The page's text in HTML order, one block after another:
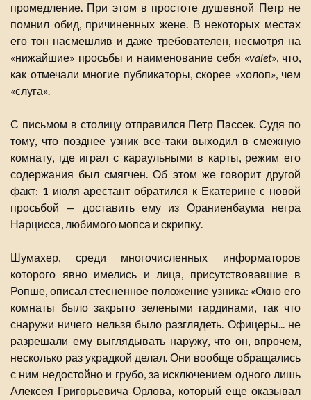
промедление. При этом в простоте душевной Петр не
помнил обид, причиненных жене. В некоторых местах
его тон насмешлив и даже требователен, несмотря на
«нижайшие» просьбы и наименование себя «valet», что,
как отмечали многие публикаторы, скорее «холоп», чем
«слуга».
С письмом в столицу отправился Петр Пассек. Судя по
тому, что позднее узник все-таки выходил в смежную
комнату, где играл с караульными в карты, режим его
содержания был смягчен. Об этом же говорит другой
факт: 1 июля арестант обратился к Екатерине с новой
просьбой — доставить ему из Ораниенбаума негра
Нарцисса, любимого мопса и скрипку.
Шумахер, среди многочисленных информаторов
которого явно имелись и лица, присутствовавшие в
Ропше, описал стесненное положение узника: «Окно его
комнаты было закрыто зелеными гардинами, так что
снаружи ничего нельзя было разглядеть. Офицеры... не
разрешали ему выглядывать наружу, что он, впрочем,
несколько раз украдкой делал. Они вообще обращались
с ним недостойно и грубо, за исключением одного лишь
Алексея Григорьевича Орлова, который еще оказывал